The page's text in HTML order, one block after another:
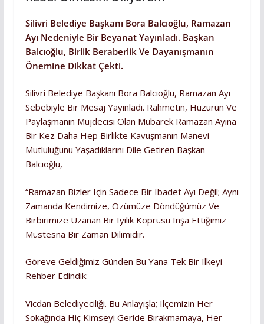
Silivri Belediye Başkanı Bora Balcıoğlu, Ramazan
Ayı Nedeniyle Bir Beyanat Yayınladı. Başkan
Balcıoğlu, Birlik Beraberlik Ve Dayanışmanın
Önemine Dikkat Çekti.
Silivri Belediye Başkanı Bora Balcıoğlu, Ramazan Ayı
Sebebiyle Bir Mesaj Yayınladı. Rahmetin, Huzurun Ve
Paylaşmanın Müjdecisi Olan Mübarek Ramazan Ayına
Bir Kez Daha Hep Birlikte Kavuşmanın Manevi
Mutluluğunu Yaşadıklarını Dile Getiren Başkan
Balcıoğlu,
“Ramazan Bizler Için Sadece Bir Ibadet Ayı Değil; Aynı
Zamanda Kendimize, Özümüze Döndüğümüz Ve
Birbirimize Uzanan Bir Iyilik Köprüsü Inşa Ettiğimiz
Müstesna Bir Zaman Dilimidir.
Göreve Geldiğimiz Günden Bu Yana Tek Bir Ilkeyi
Rehber Edindik:
Vicdan Belediyeciliği. Bu Anlayışla; Ilçemizin Her
Sokağında Hiç Kimseyi Geride Bırakmamaya, Her